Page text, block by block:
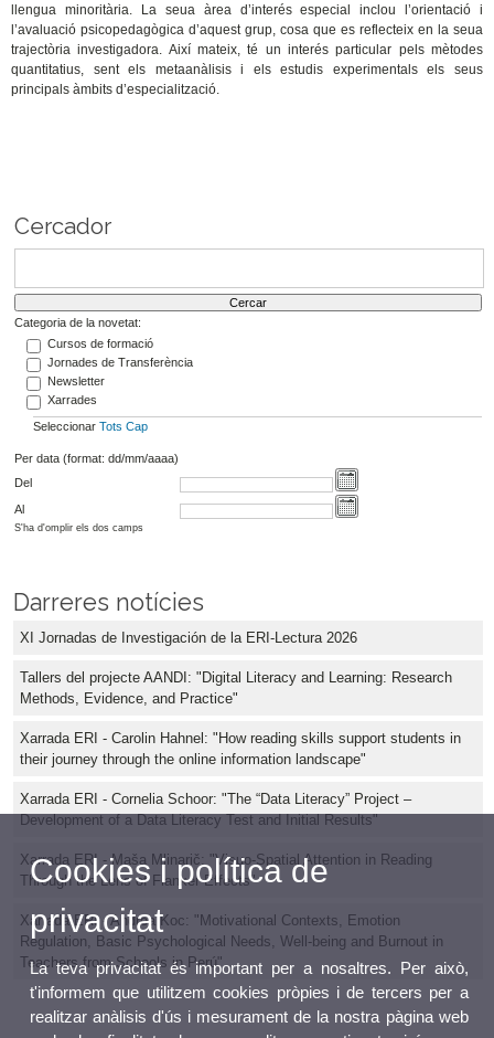
llengua minoritària. La seua àrea d’interés especial inclou l’orientació i
l’avaluació psicopedagògica d’aquest grup, cosa que es reflecteix en la seua
trajectòria investigadora. Així mateix, té un interés particular pels mètodes
quantitatius, sent els metaanàlisis i els estudis experimentals els seus
principals àmbits d’especialització.
Cercador
Categoria de la novetat:
Cursos de formació
Jornades de Transferència
Newsletter
Xarrades
Seleccionar Tots Cap
Per data (format: dd/mm/aaaa)
Del
Al
S'ha d'omplir els dos camps
Darreres notícies
XI Jornadas de Investigación de la ERI-Lectura 2026
Tallers del projecte AANDI: "Digital Literacy and Learning: Research
Methods, Evidence, and Practice"
Xarrada ERI - Carolin Hahnel: "How reading skills support students in
their journey through the online information landscape"
Xarrada ERI - Cornelia Schoor: "The “Data Literacy” Project –
Development of a Data Literacy Test and Initial Results"
Xarrada ERI - Maša Mlinarič: "Visuo-Spatial Attention in Reading
Through the Lens of Flanker Effects"
Xarrada ERI - Andrea Koc: "Motivational Contexts, Emotion
Regulation, Basic Psychological Needs, Well-being and Burnout in
Teachers from Schools in Perú"
Cookies i política de
privacitat
La teva privacitat és important per a nosaltres. Per això,
t'informem que utilitzem cookies pròpies i de tercers per a
realitzar anàlisis d'ús i mesurament de la nostra pàgina web